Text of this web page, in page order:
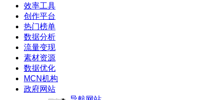
效率工具
创作平台
热门榜单
数据分析
流量变现
素材资源
数据优化
MCN机构
政府网站